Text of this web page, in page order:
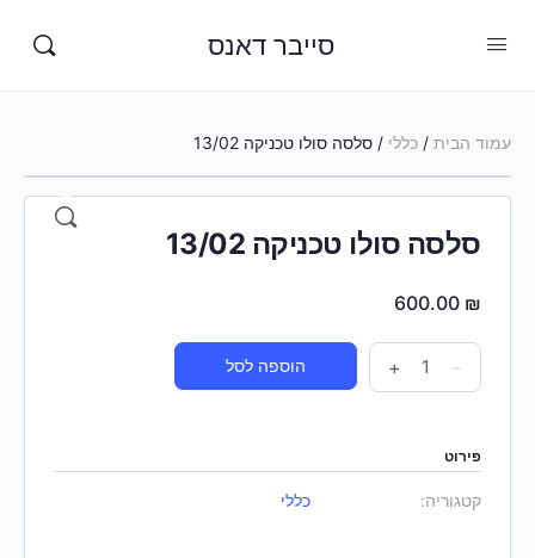
סייבר דאנס
עמוד הבית / כללי / סלסה סולו טכניקה 13/02
סלסה סולו טכניקה 13/02
600.00 ₪
-
+ הוספה לסל
פירוט
קטגוריה: כללי